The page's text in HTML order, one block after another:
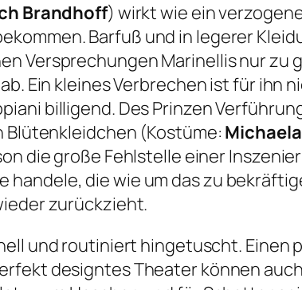
Brandhoff) wirkt wie ein
Barfuß und in legerer
Versprechungen Marinellis nur zu
Ein kleines Verbrechen ist für
billigend. Des Prinzen
Blütenkleidchen (Kostüme:
die große Fehlstelle einer
handele, die wie um das zu
zurückzieht.
und routiniert hingetuscht. Einen
designtes Theater können